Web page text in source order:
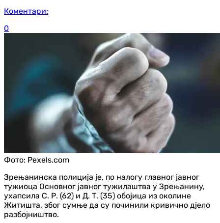
Коментари:
0
Фото: Pexels.com
Зрењанинска полиција је, по налогу главног јавног
тужиоца Основног јавног тужилаштва у Зрењанину,
ухапсила С. Р. (62) и Д. Т. (35) обојица из околине
Житишта, због сумње да су починили кривично дјело
разбојништво.